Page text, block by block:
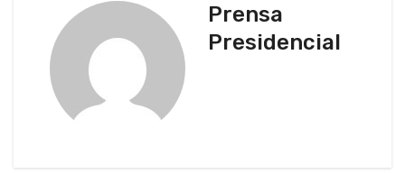
Prensa
Presidencial